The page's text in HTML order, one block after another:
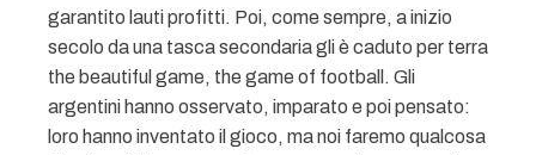
garantito lauti profitti. Poi, come sempre, a inizio
secolo da una tasca secondaria gli è caduto per terra
the beautiful game, the game of football. Gli
argentini hanno osservato, imparato e poi pensato:
loro hanno inventato il gioco, ma noi faremo qualcosa